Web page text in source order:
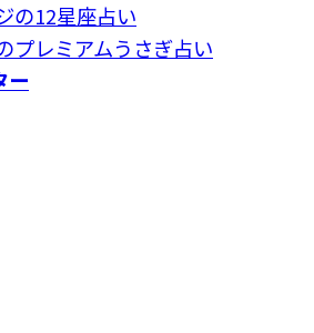
の12星座占い
プレミアムうさぎ占い
ー